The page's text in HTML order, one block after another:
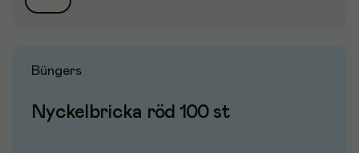
Büngers
Nyckelbricka röd 100 st